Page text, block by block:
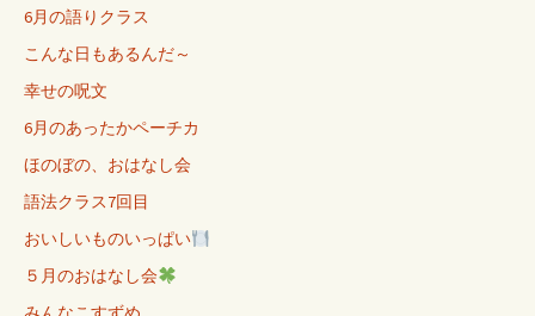
6月の語りクラス
こんな日もあるんだ～
幸せの呪文
6月のあったかペーチカ
ほのぼの、おはなし会
語法クラス7回目
おいしいものいっぱい
５月のおはなし会